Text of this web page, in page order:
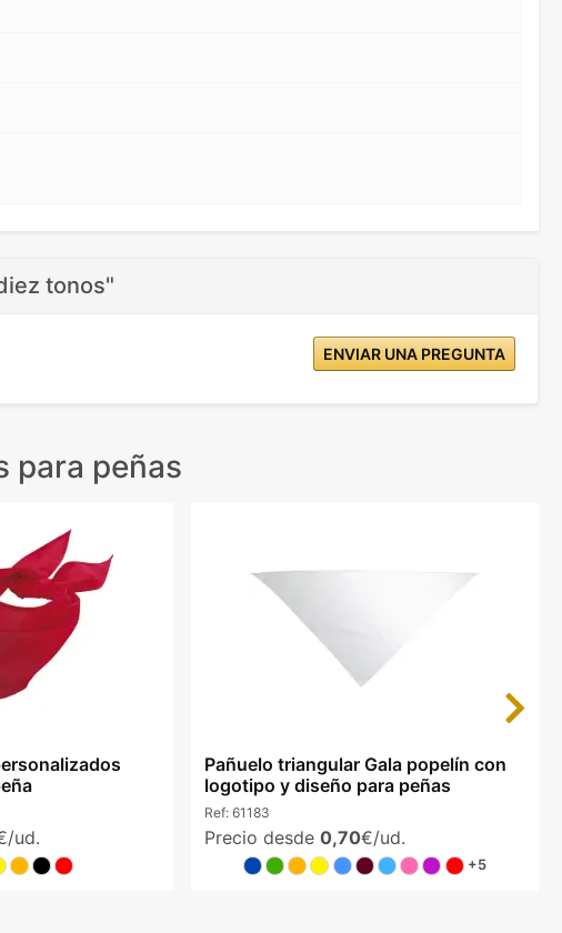
tonos"
ENVIAR UNA PREGUNTA
para peñas
ud.
Pañuelo triangular Gala popelín con
logotipo y diseño para peñas
Ref: 61183
Precio desde 0,70€/ud.
+5
Next